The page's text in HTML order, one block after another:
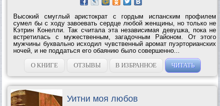
Высокий смуглый аристократ с гордым испанским профилем
сумел бы с ходу завоевать сердце любой женщины, но только не
Кэтрин Конелли. Так считала эта независимая девушка, пока не
встретилась с мужественным, загадочным Районом. От этого
мужчины буквально исходил чувственный аромат пуэрторианских
ночей, и не поддаться его обаянию было совершенно...
О КНИГЕ
ОТЗЫВЫ В ИЗБРАННОЕ ЧИТАТЬ
Уитни моя любов